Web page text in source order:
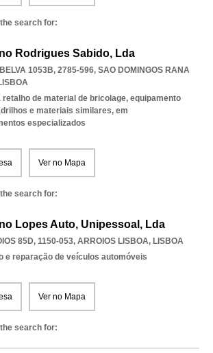
search for:
Rodrigues Sabido, Lda
1053B, 2785-596, SAO DOMINGOS RANA
retalho de material de bricolage, equipamento
e materiais similares, em
especializados
Ver no Mapa
search for:
Lopes Auto, Unipessoal, Lda
85D, 1150-053, ARROIOS LISBOA, LISBOA
e reparação de veículos automóveis
Ver no Mapa
search for: